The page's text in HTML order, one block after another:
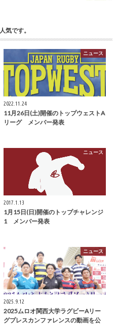
気です。
ニュース
2022.11.24
11月26日(土)開催のトップウェストA
リーグ メンバー発表
ニュース
2017.1.13
1月15日(日)開催のトップチャレンジ
1 メンバー発表
ニュース
2025.9.12
2025ムロオ関西大学ラグビーAリー
グプレスカンファレンスの動画を公